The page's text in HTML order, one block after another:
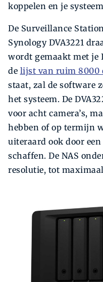
koppelen en je
De Surveillance
Synology DVA3221
wordt gemaakt met je
de lijst van ruim 8000
staat, zal de software
het systeem. De
voor acht camera’s,
hebben of op termijn
uiteraard ook door
schaffen. De NAS
resolutie, tot maximaal